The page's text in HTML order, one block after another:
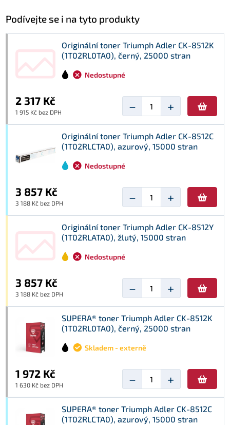
Podívejte se i na tyto produkty
Originální toner Triumph Adler CK-8512K
(1T02RL0TA0), černý, 25000 stran
Nedostupné
2 317 Kč
1 915 Kč bez DPH − +
Originální toner Triumph Adler CK-8512C
(1T02RLCTA0), azurový, 15000 stran
Nedostupné
3 857 Kč
3 188 Kč bez DPH − +
Originální toner Triumph Adler CK-8512Y
(1T02RLATA0), žlutý, 15000 stran
Nedostupné
3 857 Kč
3 188 Kč bez DPH − +
SUPERA® toner Triumph Adler CK-8512K
(1T02RL0TA0), černý, 25000 stran
Skladem - externě
1 972 Kč
1 630 Kč bez DPH − +
SUPERA® toner Triumph Adler CK-8512C
(1T02RLCTA0), azurový, 15000 stran